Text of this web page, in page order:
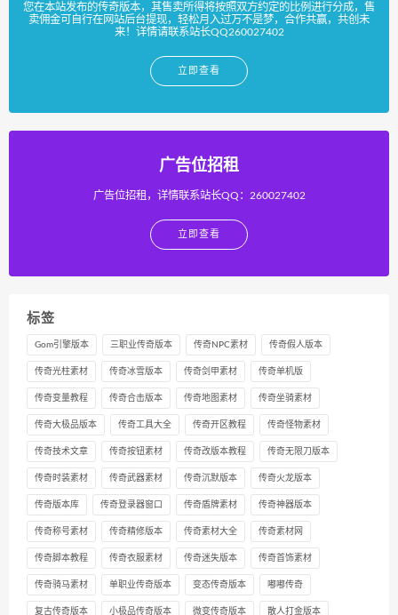
您在本站发布的传奇版本，其售卖所得将按照双方约定的比例进行分成，售
卖佣金可自行在网站后台提现，轻松月入过万不是梦，合作共赢，共创未
来！详情请联系站长QQ260027402
立即查看
广告位招租
广告位招租，详情联系站长QQ：260027402
立即查看
标签
Gom引擎版本 三职业传奇版本 传奇NPC素材 传奇假人版本
传奇光柱素材 传奇冰雪版本 传奇剑甲素材 传奇单机版
传奇变量教程 传奇合击版本 传奇地图素材 传奇坐骑素材
传奇大极品版本 传奇工具大全 传奇开区教程 传奇怪物素材
传奇技术文章 传奇按钮素材 传奇改版本教程 传奇无限刀版本
传奇时装素材 传奇武器素材 传奇沉默版本 传奇火龙版本
传奇版本库 传奇登录器窗口 传奇盾牌素材 传奇神器版本
传奇称号素材 传奇精修版本 传奇素材大全 传奇素材网
传奇脚本教程 传奇衣服素材 传奇迷失版本 传奇首饰素材
传奇骑马素材 单职业传奇版本 变态传奇版本 嘟嘟传奇
复古传奇版本 小极品传奇版本 微变传奇版本 散人打金版本